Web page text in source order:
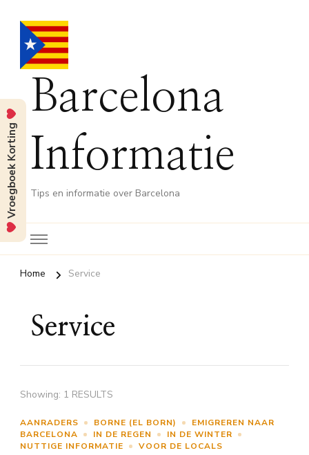
Barcelona
Informatie
Tips en informatie over Barcelona
Home Service
Service
Showing: 1 RESULTS
AANRADERS BORNE (EL BORN)
EMIGREREN NAAR
BARCELONA
IN DE REGEN
IN DE WINTER
NUTTIGE INFORMATIE
VOOR DE LOCALS
Vroegboek Korting